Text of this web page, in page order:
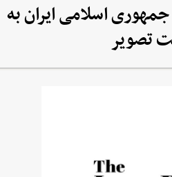
اسلامی ایران به
تصویر